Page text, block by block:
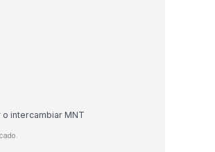
intercambiar MNT